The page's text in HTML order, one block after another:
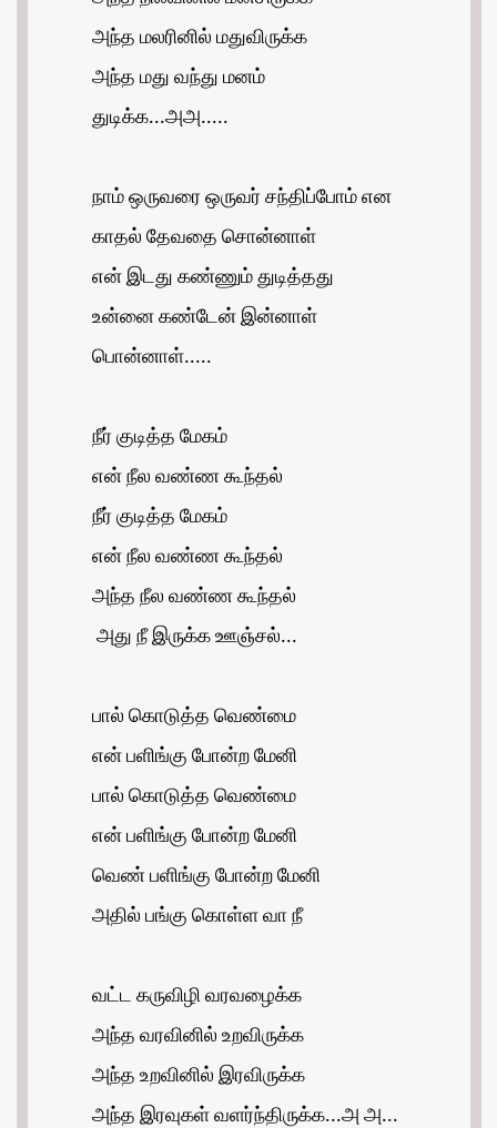
அந்த மலரினில் மதுவிருக்க
அந்த மது வந்து மனம்
துடிக்க...அஅ.....
நாம் ஒருவரை ஒருவர் சந்திப்போம் என
காதல் தேவதை சொன்னாள்
என் இடது கண்ணும் துடித்தது
உன்னை கண்டேன் இன்னாள்
பொன்னாள்.....
நீர் குடித்த மேகம்
என் நீல வண்ண கூந்தல்
நீர் குடித்த மேகம்
என் நீல வண்ண கூந்தல்
அந்த நீல வண்ண கூந்தல்
அது நீ இருக்க ஊஞ்சல்...
பால் கொடுத்த வெண்மை
என் பளிங்கு போன்ற மேனி
பால் கொடுத்த வெண்மை
என் பளிங்கு போன்ற மேனி
வெண் பளிங்கு போன்ற மேனி
அதில் பங்கு கொள்ள வா நீ
வட்ட கருவிழி வரவழைக்க
அந்த வரவினில் உறவிருக்க
அந்த உறவினில் இரவிருக்க
அந்த இரவுகள் வளர்ந்திருக்க...அ அ...